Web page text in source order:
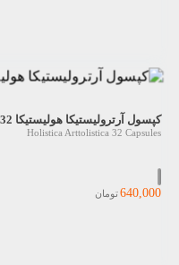
کپسول آرترولیستیکا هولیستیکا 32 عدد
Holistica Arttolistica 32 Capsules
640,000تومان